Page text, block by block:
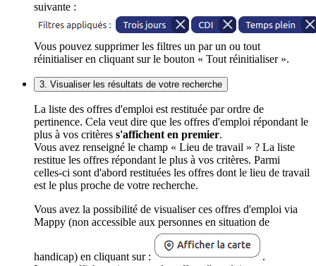
suivante :
Vous pouvez supprimer les filtres un par un ou tout
réinitialiser en cliquant sur le bouton « Tout réinitialiser ».
3. Visualiser les résultats de votre recherche
La liste des offres d'emploi est restituée par ordre de
pertinence. Cela veut dire que les offres d'emploi répondant le
plus à vos critères s'affichent en premier.
Vous avez renseigné le champ « Lieu de travail » ? La liste
restitue les offres répondant le plus à vos critères. Parmi
celles-ci sont d'abord restituées les offres dont le lieu de travail
est le plus proche de votre recherche.
Vous avez la possibilité de visualiser ces offres d'emploi via
Mappy (non accessible aux personnes en situation de
handicap) en cliquant sur :
.